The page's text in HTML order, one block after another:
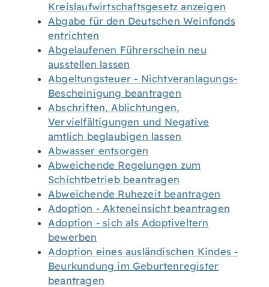
Kreislaufwirtschaftsgesetz anzeigen
Abgabe für den Deutschen Weinfonds
entrichten
Abgelaufenen Führerschein neu
ausstellen lassen
Abgeltungsteuer - Nichtveranlagungs-
Bescheinigung beantragen
Abschriften, Ablichtungen,
Vervielfältigungen und Negative
amtlich beglaubigen lassen
Abwasser entsorgen
Abweichende Regelungen zum
Schichtbetrieb beantragen
Abweichende Ruhezeit beantragen
Adoption - Akteneinsicht beantragen
Adoption - sich als Adoptiveltern
bewerben
Adoption eines ausländischen Kindes -
Beurkundung im Geburtenregister
beantragen